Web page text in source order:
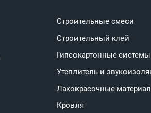
Строительные смеси
Строительный клей
Гипсокартонные системы
Утеплитель и
Лакокрасочные
Кровля